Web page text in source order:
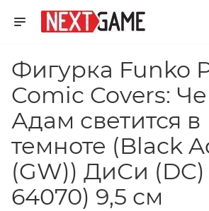
Фигурка Funko
Comic Covers:
Адам светится в
темноте (Black
(GW)) ДиСи (DC)
64070) 9,5 см